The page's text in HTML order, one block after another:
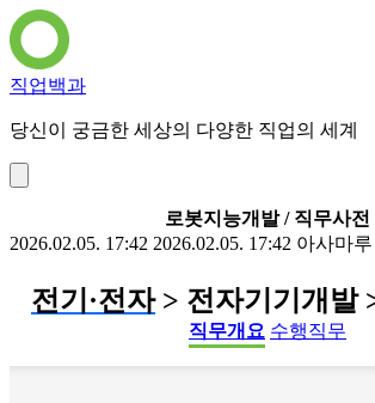
직업백과
당신이 궁금한 세상의 다양한 직업의 세계
로봇지능개발 / 직무사전
2026.02.05. 17:42 2026.02.05. 17:42 아사마루
전기·전자> 전자기기개발
직무개요 수행직무